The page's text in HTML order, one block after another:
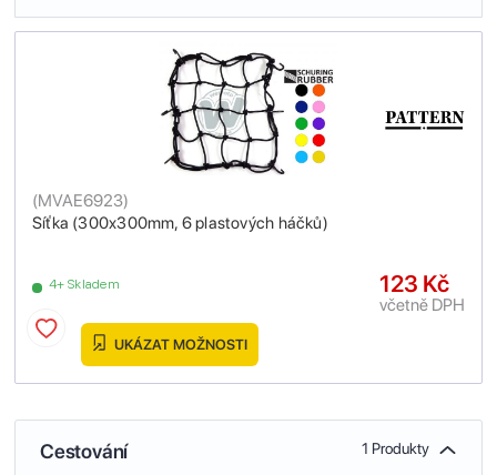
Síťka (300x300mm, 6 plastových háčků)
(MVAE6923)
4+ Skladem 123 Kč
včetně DPH
UKÁZAT MOŽNOSTI
Cestování 1 Produkty